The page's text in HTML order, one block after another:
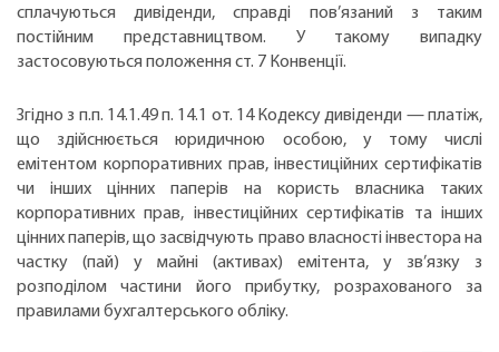
сплачуються дивіденди, справді пов’язаний з таким
постійним представництвом. У такому випадку
застосовуються положення ст. 7 Конвенції.
Згідно з п.п. 14.1.49 п. 14.1 от. 14 Кодексу дивіденди — платіж,
що здійснюється юридичною особою, у тому числі
емітентом корпоративних прав, інвестиційних сертифікатів
чи інших цінних паперів на користь власника таких
корпоративних прав, інвестиційних сертифікатів та інших
цінних паперів, що засвідчують право власності інвестора на
частку (пай) у майні (активах) емітента, у зв’язку з
розподілом частини його прибутку, розрахованого за
правилами бухгалтерського обліку.